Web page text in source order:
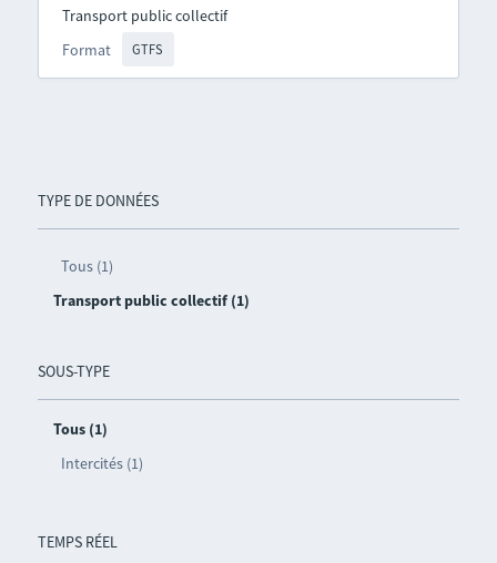
TYPE DE DONNÉES
Tous (1)
Transport public collectif (1)
SOUS-TYPE
Tous (1)
Intercités (1)
TEMPS RÉEL
Format GTFS
Transport public collectif